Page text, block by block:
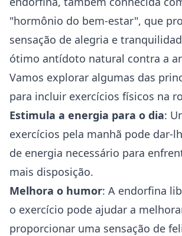
"hormônio do bem-estar", que
sensação de alegria e
ótimo antídoto natural contra a
Vamos explorar algumas das
para incluir exercícios físicos na
Estimula a energia para o dia:
exercícios pela manhã pode dar-
de energia necessário para
mais disposição.
Melhora o humor: A endorfina
o exercício pode ajudar a
proporcionar uma sensação de